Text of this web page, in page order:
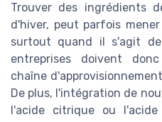
Trouver des ingrédients
d'hiver, peut parfois
surtout quand il s'agit de
entreprises doivent
chaîne
De plus, l'intégration de
l'acide citrique ou